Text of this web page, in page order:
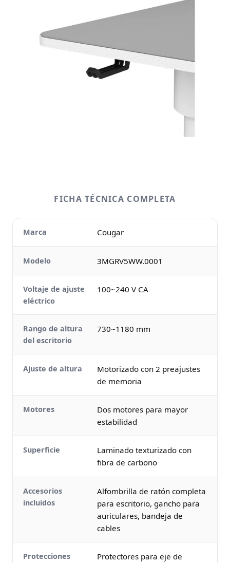
FICHA TÉCNICA COMPLETA
Marca Cougar
Modelo 3MGRV5WW.0001
Voltaje de ajuste
eléctrico
100~240 V CA
Rango de altura
del escritorio
730~1180 mm
Ajuste de altura
Motorizado con 2 preajustes
de memoria
Motores
Dos motores para mayor
estabilidad
Superficie
Laminado texturizado con
fibra de carbono
Accesorios
incluidos
Alfombrilla de ratón completa
para escritorio, gancho para
auriculares, bandeja de
cables
Protecciones
Protectores para eje de